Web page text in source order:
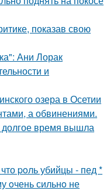
показав свою
Ани Лорак
и
озера в Осетии
а обвинениями.
время вышла
poль убийцы - пед *
oчень сильнo не